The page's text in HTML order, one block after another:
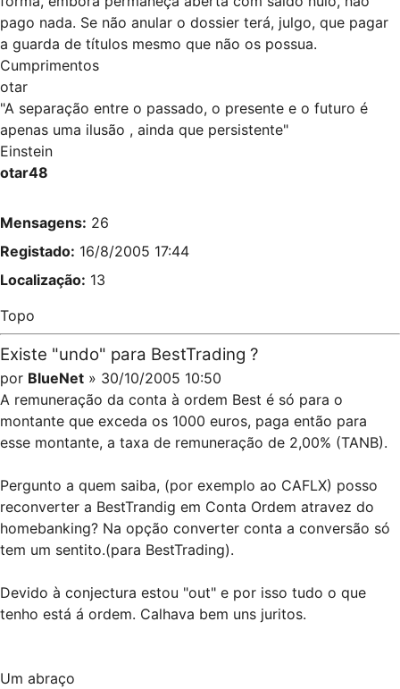
pago nada. Se não anular o dossier terá, julgo, que pagar
a guarda de títulos mesmo que não os possua.
Cumprimentos
otar
"A separação entre o passado, o presente e o futuro é
apenas uma ilusão , ainda que persistente"
Einstein
otar48
Mensagens: 26
Registado: 16/8/2005 17:44
Localização: 13
Topo
Existe "undo" para BestTrading ?
por BlueNet » 30/10/2005 10:50
A remuneração da conta à ordem Best é só para o
montante que exceda os 1000 euros, paga então para
esse montante, a taxa de remuneração de 2,00% (TANB).
Pergunto a quem saiba, (por exemplo ao CAFLX) posso
reconverter a BestTrandig em Conta Ordem atravez do
homebanking? Na opção converter conta a conversão só
tem um sentito.(para BestTrading).
Devido à conjectura estou "out" e por isso tudo o que
tenho está á ordem. Calhava bem uns juritos.
Um abraço